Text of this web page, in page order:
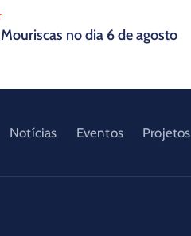
no dia 6 de agosto
Notícias Eventos Projetos